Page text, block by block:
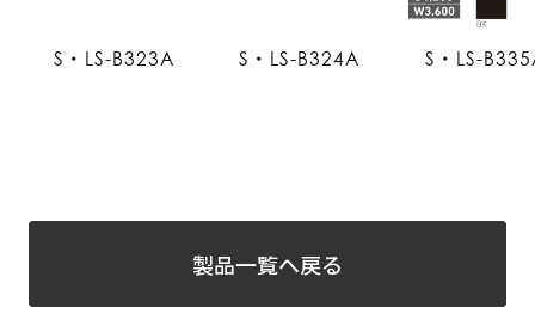
S・LS-B323A S・LS-B324A S・LS-
製品一覧へ戻る